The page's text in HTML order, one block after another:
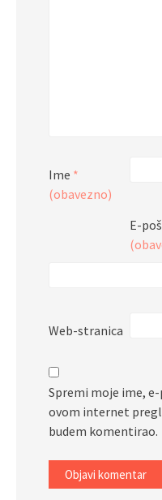
Ime *
(obavezno)
E-
Web-stranica
Spremi moje ime,
ovom internet
budem komentirao.